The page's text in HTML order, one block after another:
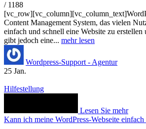
/ 1188
Content Management System, das vielen
einfach und schnell eine Website zu
gibt jedoch eine... mehr lesen
Wordpress-Support - Agentur
25 Jan.
Hilfestellung
Lesen Sie mehr
Kann ich meine WordPress-Webseite